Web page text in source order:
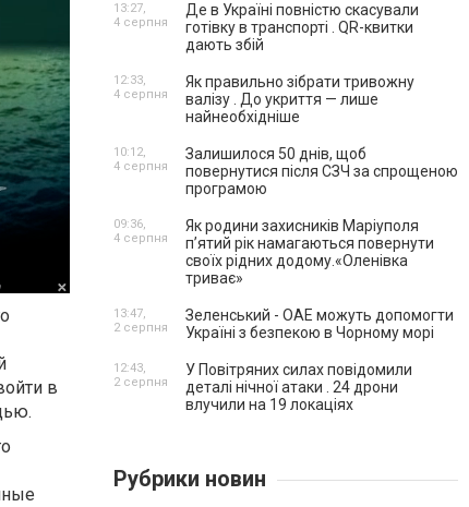
в
Де в Україні повністю скасували
готівку в транспорті . QR-квитки
дають збій
13:27,
4 серпня
Як правильно зібрати тривожну
валізу . До укриття — лише
найнеобхідніше
12:33,
4 серпня
Залишилося 50 днів, щоб
повернутися після СЗЧ за спрощеною
програмою
10:12,
4 серпня
Як родини захисників Маріуполя
пʼятий рік намагаються повернути
своїх рідних додому.«Оленівка
триває»
09:36,
4 серпня
Зеленський - ОАЕ можуть допомогти
Україні з безпекою в Чорному морі
13:47,
2 серпня
У Повітряних силах повідомили
деталі нічної атаки . 24 дрони
влучили на 19 локаціях
12:43,
2 серпня
Рубрики новин